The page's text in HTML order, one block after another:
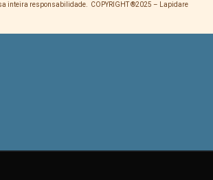
inteira responsabilidade. COPYRIGHT ®2025 – Lapidare